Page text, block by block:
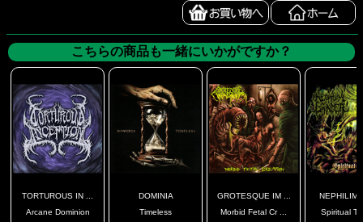
こちらの商品も一緒にいかがですか？
TORTUROUS IN ...
Arcane Dominion
DOMINIA
Timeless
GROTESQUE IM ...
Morbid Fetal Cr ...
NEPHILIM
Spiritual